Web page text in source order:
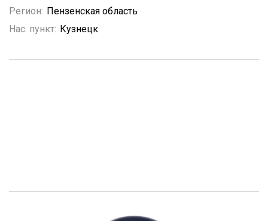
Регион: Пензенская область
Нас. пункт: Кузнецк